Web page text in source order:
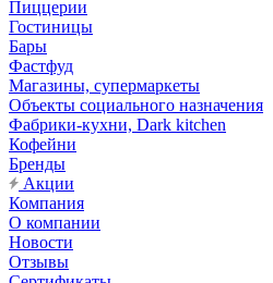
Пиццерии
Гостиницы
Бары
Фастфуд
Магазины, супермаркеты
Объекты социального назначения
Фабрики-кухни, Dark kitchen
Кофейни
Бренды
Акции
Компания
О компании
Новости
Отзывы